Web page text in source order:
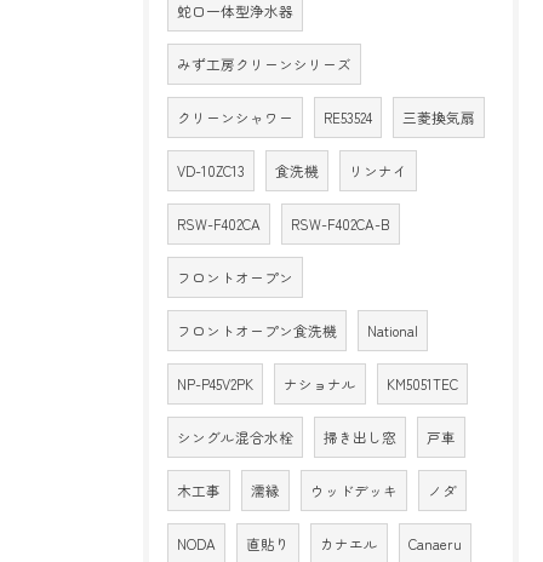
蛇口一体型浄水器
みず工房クリーンシリーズ
クリーンシャワー RE53524 三菱換気扇
VD-10ZC13 食洗機 リンナイ
RSW-F402CA RSW-F402CA-B
フロントオープン
フロントオープン食洗機 National
NP-P45V2PK ナショナル KM5051TEC
シングル混合水栓 掃き出し窓 戸車
木工事 濡縁 ウッドデッキ ノダ
NODA 直貼り カナエル Canaeru